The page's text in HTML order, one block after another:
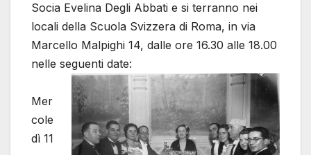
Socia Evelina Degli Abbati e si terranno nei
locali della Scuola Svizzera di Roma, in via
Marcello Malpighi 14, dalle ore 16.30 alle 18.00
nelle seguenti date:
Mer
cole
dì 11